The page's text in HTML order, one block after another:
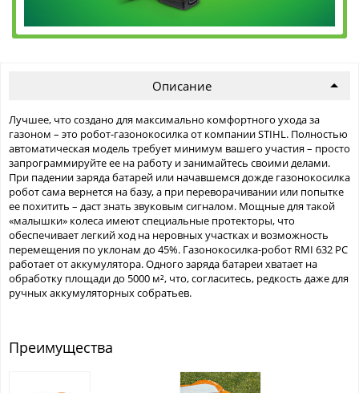
Описание
Лучшее, что создано для максимально комфортного ухода за
газоном – это робот-газонокосилка от компании STIHL. Полностью
автоматическая модель требует минимум вашего участия – просто
запрограммируйте ее на работу и занимайтесь своими делами.
При падении заряда батарей или начавшемся дожде газонокосилка
робот сама вернется на базу, а при переворачивании или попытке
ее похитить – даст знать звуковым сигналом. Мощные для такой
«малышки» колеса имеют специальные протекторы, что
обеспечивает легкий ход на неровных участках и возможность
перемещения по уклонам до 45%. Газонокосилка-робот RMI 632 PC
работает от аккумулятора. Одного заряда батареи хватает на
обработку площади до 5000 м², что, согласитесь, редкость даже для
ручных аккумуляторных собратьев.
Преимущества